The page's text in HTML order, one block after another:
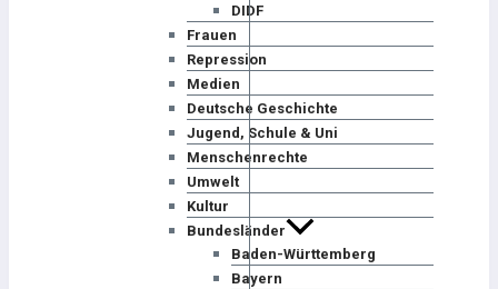
DIDF
Frauen
Repression
Medien
Deutsche Geschichte
Jugend, Schule & Uni
Menschenrechte
Umwelt
Kultur
Bundesländer
Baden-Württemberg
Bayern